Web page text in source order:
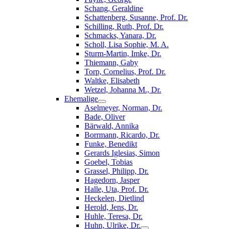
Schang, Geraldine
Schattenberg, Susanne, Prof. Dr.
Schilling, Ruth, Prof. Dr.
Schmacks, Yanara, Dr.
Scholl, Lisa Sophie, M. A.
Sturm-Martin, Imke, Dr.
Thiemann, Gaby
Torp, Cornelius, Prof. Dr.
Waltke, Elisabeth
Wetzel, Johanna M., Dr.
Ehemalige
Aselmeyer, Norman, Dr.
Bade, Oliver
Bärwald, Annika
Borrmann, Ricardo, Dr.
Funke, Benedikt
Gerards Iglesias, Simon
Goebel, Tobias
Grassel, Philipp, Dr.
Hagedorn, Jasper
Halle, Uta, Prof. Dr.
Heckelen, Dietlind
Herold, Jens, Dr.
Huhle, Teresa, Dr.
Huhn, Ulrike, Dr.